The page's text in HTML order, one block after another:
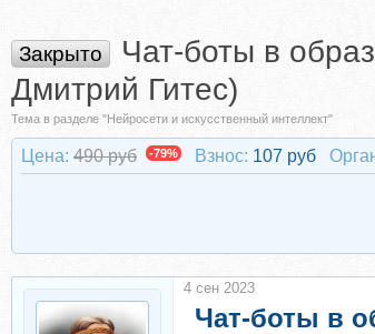
Закрыто
Чат-боты в
Дмитрий Гитес)
Тема в разделе "Нейросети и искусственный интеллект"
Цена: 490 руб -79% Взнос: 107 руб
Чат-боты в
4 сен 2023